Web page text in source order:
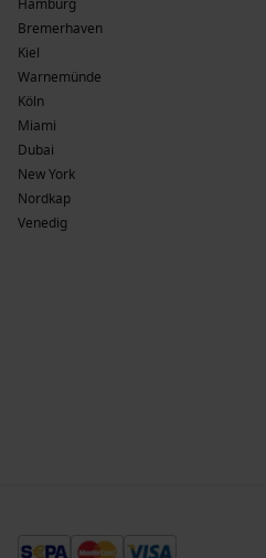
Hamburg
Bremerhaven
Kiel
Warnemünde
Köln
Miami
Dubai
New York
Nordkap
Venedig